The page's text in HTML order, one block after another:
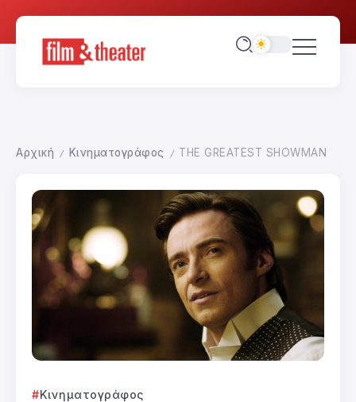
Αρχική / Κινηματογράφος / THE GREATEST SHOWMAN
Κινηματογράφος